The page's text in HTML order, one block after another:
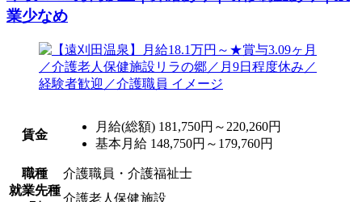
業少なめ
賃金
月給(総額) 181,750円～220,260円
基本月給 148,750円～179,760円
職種
介護職員・介護福祉士
就業先種
介護老人保健施設